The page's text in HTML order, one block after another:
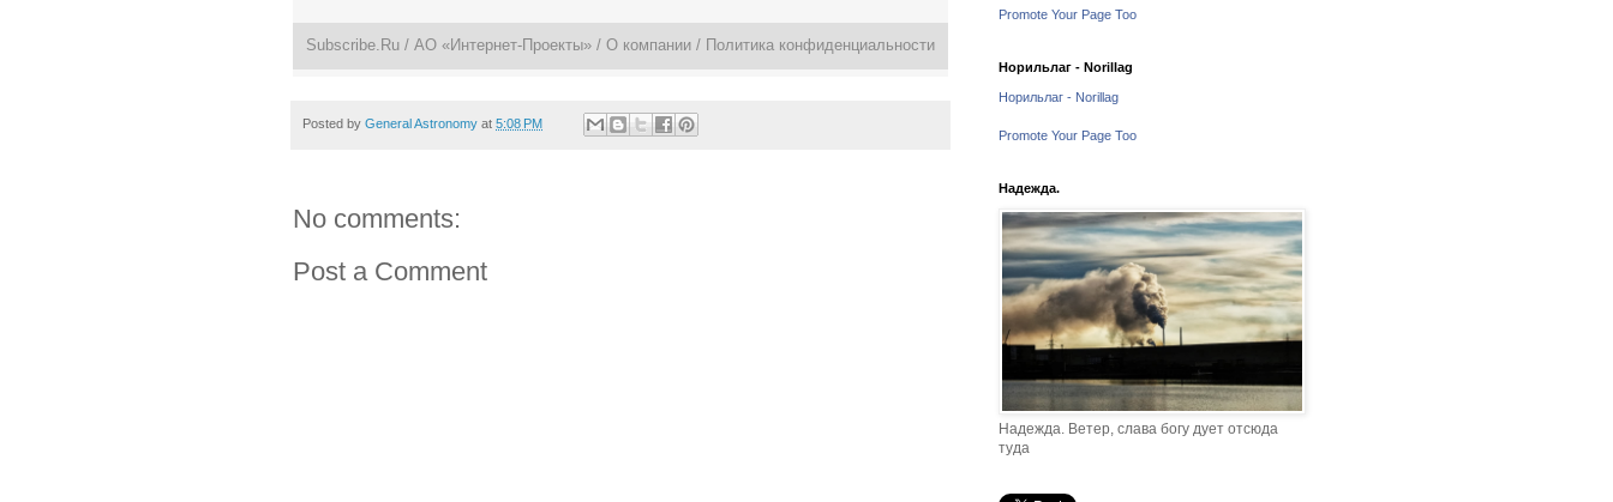
Subscribe.Ru / АО «Интернет-Проекты» / О компании / Политика конфиденциальности
Posted by General Astronomy at 5:08 PM
No comments:
Post a Comment
Promote Your Page Too
Норильлаг - Norillag
Норильлаг - Norillag
Promote Your Page Too
Надежда.
Надежда. Ветер, слава богу дует отсюда
туда